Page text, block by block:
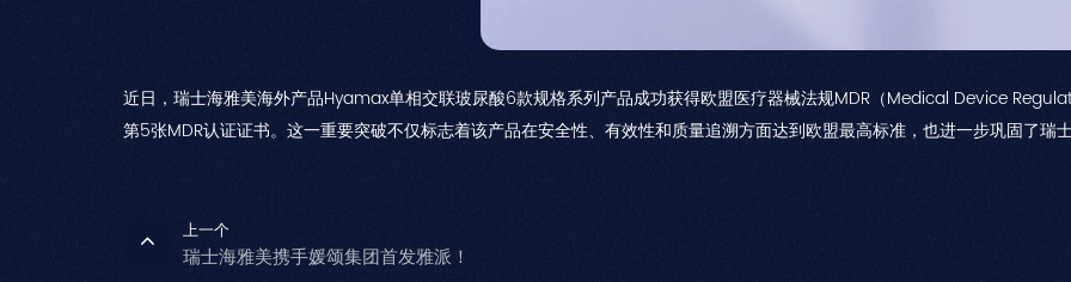
近日，瑞士海雅美海外产品Hyamax单相交联玻尿酸6款规格系列产品成功获得欧盟医疗器械法规MDR（Medical Device
第5张MDR认证证书。这一重要突破不仅标志着该产品在安全性、有效性和质量追溯方面达到欧盟最高标准，也进一步巩固了瑞
上一个
瑞士海雅美携手媛颂集团首发雅派！